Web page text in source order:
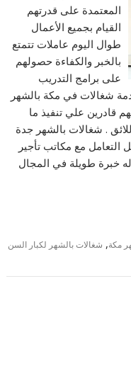
المعتمدة على قدرتهم
القيام بجميع الأعمال
طوال اليوم عاملات تتمتع
بالخبر والكفاءة حصولهم
على برامج التدريب
شغالات في مكة بالشهر
قادرين علي تنفيذ ما
. شغالات بالشهر جدة
التعامل مع مكاتب تأجير
خبرة طويلة في المجال
مكة, شغالات بالشهر لكبار السن